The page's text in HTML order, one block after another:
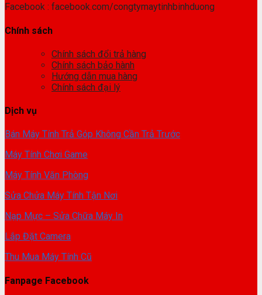
Facebook : facebook.com/congtymaytinhbinhduong
Chính sách
Chính sách đổi trả hàng
Chính sách bảo hành
Hướng dẫn mua hàng
Chính sách đại lý
Dịch vụ
Bán Máy Tính Trả Góp Không Cần Trả Trước
Máy Tính Chơi Game
Máy Tính Văn Phòng
Sửa Chửa Máy Tính Tận Nơi
Nạp Mực – Sửa Chữa Máy In
Lắp Đặt Camera
Thu Mua Máy Tính Cũ
Fanpage Facebook